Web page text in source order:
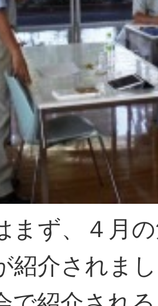
まず、４月
紹介されま